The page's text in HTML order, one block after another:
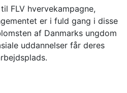
FLV hvervekampagne,
er i fuld gang i disse
af Danmarks ungdom
uddannelser får deres